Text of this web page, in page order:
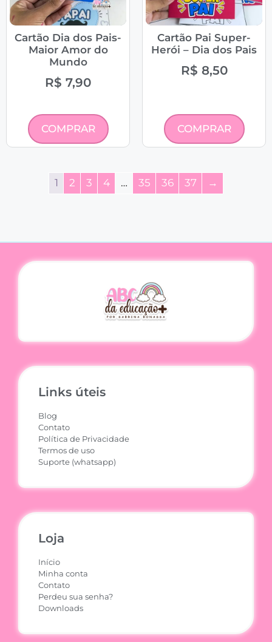
Cartão Dia dos Pais-
Maior Amor do
Mundo
R$ 7,90
COMPRAR
Cartão Pai Super-
Herói – Dia dos Pais
R$ 8,50
COMPRAR
1 2 3 4 … 35 36 37 →
Links úteis
Blog
Contato
Política de Privacidade
Termos de uso
Suporte (whatsapp)
Loja
Início
Minha conta
Contato
Perdeu sua senha?
Downloads